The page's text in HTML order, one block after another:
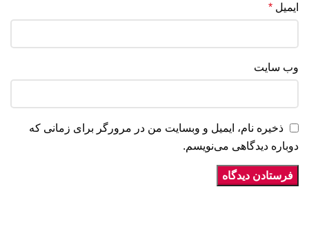
ایمیل *
وب‌ سایت
ذخیره نام، ایمیل و وبسایت من در مرورگر برای زمانی که
دوباره دیدگاهی می‌نویسم.